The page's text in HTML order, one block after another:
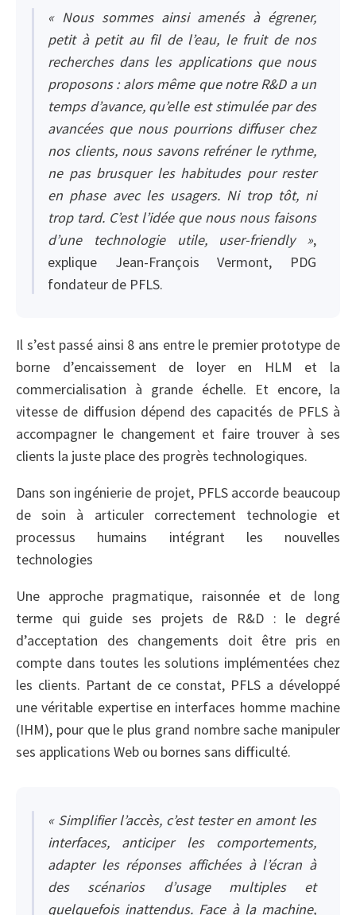
« Nous sommes ainsi amenés à égrener,
petit à petit au fil de l’eau, le fruit de nos
recherches dans les applications que nous
proposons : alors même que notre R&D a un
temps d’avance, qu’elle est stimulée par des
avancées que nous pourrions diffuser chez
nos clients, nous savons refréner le rythme,
ne pas brusquer les habitudes pour rester
en phase avec les usagers. Ni trop tôt, ni
trop tard. C’est l’idée que nous nous faisons
d’une technologie utile, user-friendly »,
explique Jean-François Vermont, PDG
fondateur de PFLS.
Il s’est passé ainsi 8 ans entre le premier prototype de
borne d’encaissement de loyer en HLM et la
commercialisation à grande échelle. Et encore, la
vitesse de diffusion dépend des capacités de PFLS à
accompagner le changement et faire trouver à ses
clients la juste place des progrès technologiques.
Dans son ingénierie de projet, PFLS accorde beaucoup
de soin à articuler correctement technologie et
processus humains intégrant les nouvelles
technologies
Une approche pragmatique, raisonnée et de long
terme qui guide ses projets de R&D : le degré
d’acceptation des changements doit être pris en
compte dans toutes les solutions implémentées chez
les clients. Partant de ce constat, PFLS a développé
une véritable expertise en interfaces homme machine
(IHM), pour que le plus grand nombre sache manipuler
ses applications Web ou bornes sans difficulté.
« Simplifier l’accès, c’est tester en amont les
interfaces, anticiper les comportements,
adapter les réponses affichées à l’écran à
des scénarios d’usage multiples et
quelquefois inattendus. Face à la machine,